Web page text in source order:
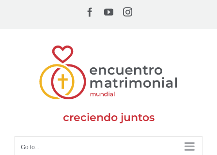
Facebook
YouTubeInstagram
creciendo juntos
Go to...